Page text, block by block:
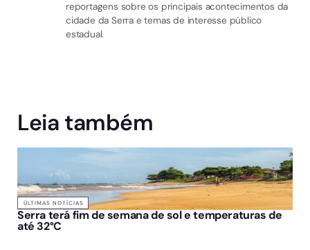
reportagens sobre os principais acontecimentos da
cidade da Serra e temas de interesse público
estadual.
Leia também
ÚLTIMAS NOTÍCIAS
Serra terá fim de semana de sol e temperaturas de
até 32°C